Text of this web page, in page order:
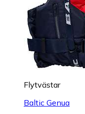
Flytvästar
Baltic Genua